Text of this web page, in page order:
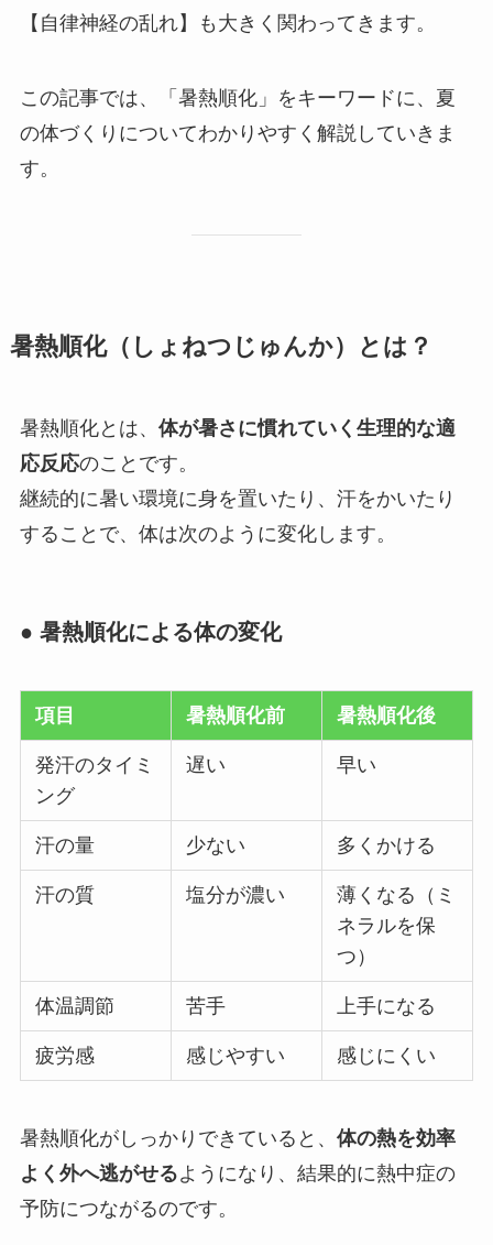
【自律神経の乱れ】も大きく関わってきます。
この記事では、「暑熱順化」をキーワードに、夏
の体づくりについてわかりやすく解説していきま
す。
暑熱順化（しょねつじゅんか）とは？
暑熱順化とは、 体が暑さに慣れていく生理的な適
応反応のことです。
継続的に暑い環境に身を置いたり、汗をかいたり
することで、体は次のように変化します。
● 暑熱順化による体の変化
項目 暑熱順化前 暑熱順化後
発汗のタイミ
ング
遅い 早い
汗の量 少ない 多くかける
汗の質 塩分が濃い
薄くなる（ミ
ネラルを保
つ）
体温調節 苦手 上手になる
疲労感 感じやすい 感じにくい
暑熱順化がしっかりできていると、 体の熱を効率
よく外へ逃がせるようになり、結果的に熱中症の
予防につながるのです。